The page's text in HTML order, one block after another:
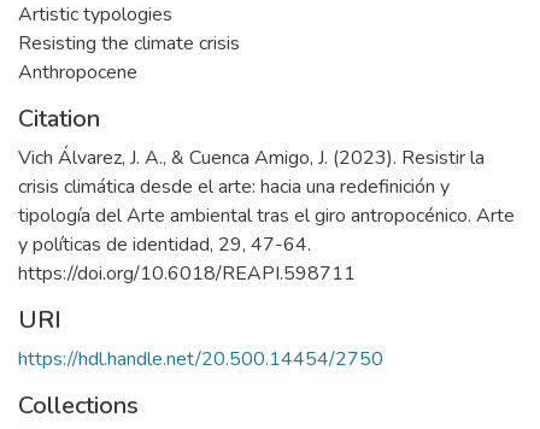
Artistic typologies
Resisting the climate crisis
Anthropocene
Citation
Vich Álvarez, J. A., & Cuenca Amigo, J. (2023). Resistir la
crisis climática desde el arte: hacia una redefinición y
tipología del Arte ambiental tras el giro antropocénico. Arte
y políticas de identidad, 29, 47-64.
https://doi.org/10.6018/REAPI.598711
URI
https://hdl.handle.net/20.500.14454/2750
Collections